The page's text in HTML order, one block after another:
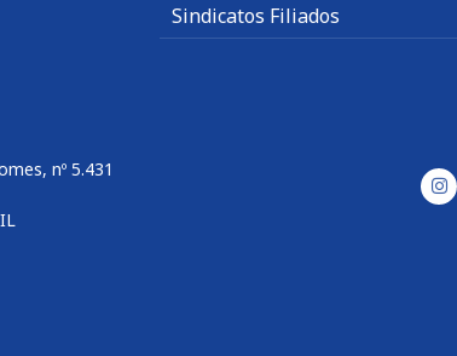
Sindicatos Filiados
nº 5.431